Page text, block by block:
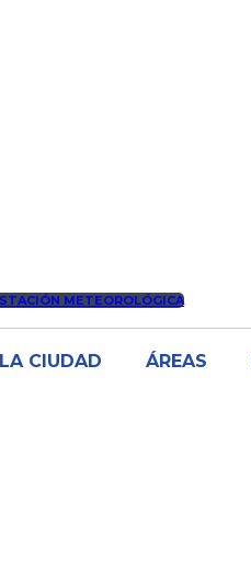
METEOROLÓGICA
LA CIUDAD ÁREAS